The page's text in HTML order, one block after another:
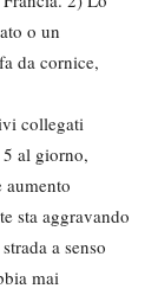
o un
da cornice,
collegati
al giorno,
aumento
sta aggravando
a senso
mai